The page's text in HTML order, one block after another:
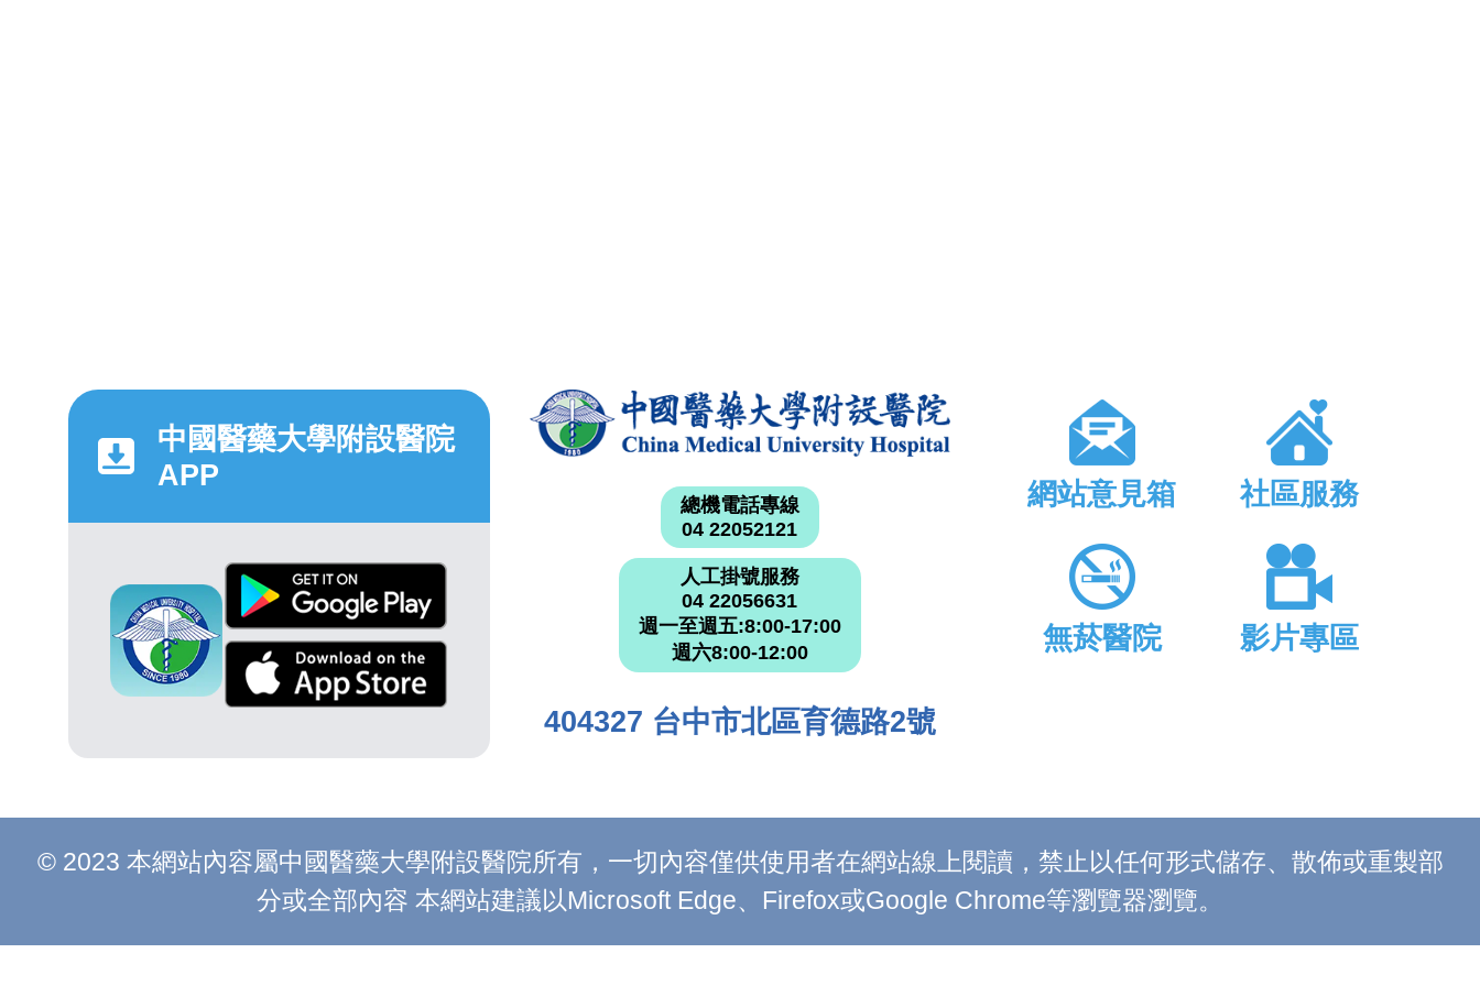
中國醫藥大學附設醫院
APP
總機電話專線
04 22052121
人工掛號服務
04 22056631
週一至週五:8:00-17:00
週六8:00-12:00
404327 台中市北區育德路2號
網站意見箱 社區服務
無菸醫院 影片專區
© 2023 本網站內容屬中國醫藥大學附設醫院所有，一切內容僅供使用者在網站線上閱讀，禁止以任何形式儲存、散佈或重製部
分或全部內容 本網站建議以Microsoft Edge、Firefox或Google Chrome等瀏覽器瀏覽。